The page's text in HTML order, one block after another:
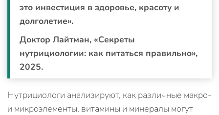
это инвестиция в здоровье, красоту и
долголетие».
Доктор Лайтман, «Секреты
нутрициологии: как питаться правильно»,
2025.
Нутрициологи анализируют, как различные макро-
и микроэлементы, витамины и минералы могут